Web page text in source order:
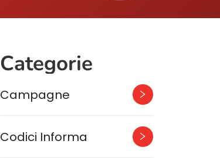
Categorie
Campagne
Codici Informa